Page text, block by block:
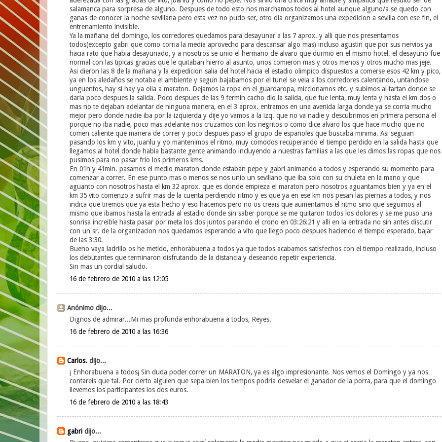
salamanca para sorpresa de alguno. Despues de todo esto nos marchamos todos al hotel aunque alguno/a se quedo con
ganas de conocer la noche sevillana pero esta vez no pudo ser, otro dia organizamos una expedicion a sevilla con ese fin, el
entrenamiento invisible.
Ya la mañana del domingo, los corredores quedamos para desayunar a las 7 aprox. y alli que nos presentamos
todos(excepto gabri que como corria la media aprovecho para descansar algo mas) incluso agustin que por sus nervios ya
hacia rato que habia desayunado, y a nosotros se unio el hermano de alvaro que durmio en el mismo hotel. el desayuno fue
normal con las tipicas gracias que le quitaban hierro al asunto, unos comieron mas y otros menos y otros mucho mas jeje.
Asi dieron las 8 de la mañana y la expedicion salia del hotel hacia el estadio olimpico dispuestos a comerse esos 42 km y pico,
ya en los aledaños se notaba el ambiente y segun bajabamos por el tunel se veia a los corredores calentando, untandose
unguentos, hay si hay ya olia a maraton. Dejamos la ropa en el guardaropa, miccionamos etc. y subimos al tartan donde se
daria poco despues la salida. Poco despues de las 9 fermin cacho dio la salida, que fue lenta, muy lenta y hasta el km dos o
mas no te dejaban adelantar de ninguna manera, en el 3 aprox. entramos en una avenida larga donde ya se corria mucho
mejor pero donde nadie iba por la izquierda y dije yo vamos a la izq. que no va nadie y descubrimos en primera persona el
porque no iba nadie, poco mas adelante nos cruzamos con los negritos o como dice alvaro los que hace mucho que no
comen caliente que manera de correr y poco despues paso el grupo de españoles que buscaba minima. Asi seguian
pasando los km y vito, juanlu y yo mantenimos el ritmo, muy comodos recuperando el tiempo perdido en la salida hasta que
llegamos al hotel donde habia bastante gente animando incluyendo a nuestras familias a las que les dimos las ropas que nos
pusimos para no pasar frio los primeros kms.
En 01h y 41min. pasamos el medio maraton donde estaban pepe y gabri animando a todos y esperando su momento para
comenzar a correr. En ese punto mas o menos se nos unio un sevillano que iba solo con su chuleta en la mano y que
aguanto con nosotros hasta el km 32 aprox. que es donde empieza el maraton pero nosotros aguantamos bien y ya en el
km 35 vito comenzo a sufrir mas de la cuenta perdiendo ritmo y es que ya en ese km nos pesan las piernas a todos, y nos
indica que tiremos que ya esta hecho y eso hacemos pero no os creais que aumentamos el ritmo sino que seguimos al
mismo que ibamos hasta la entrada al estadio donde sin saber porque se me quitaron todos los dolores y se me puso una
sonrisa increible hasta pasar por meta los dos juntos parando el crono en 03:26:21 y alli en la entrada no sin antes discutir
con un sr. de la organizacion nos quedamos esperando a vito que llego poco despues haciendo el tiempo esperado, bajar
de las 3:30.
Bueno vaya ladrillo os he metido, enhorabuena a todos ya que todos acabamos satisfechos con el tiempo realizado, incluso
los debutantes que terminaron disfrutando de la distancia y deseando repetir experiencia.
Sin mas un cordial saludo.
16 de febrero de 2010 a las 12:05
Anónimo dijo...
Dignos de admirar...Mi mas profunda enhorabuena a todos, Reyes.
16 de febrero de 2010 a las 16:36
Carlos.dijo...
¡ Enhorabuena a todos¡ Sin duda poder correr un MARATON, ya es algo impresionante. Nos vemos el Domingo y ya nos
contareis que tal. Por cierto alguien que sepa bien los tiempos podría desvelar el ganador de la porra, para que el domingo
llevemos los participantes los dos euros.
16 de febrero de 2010 a las 18:43
gabridijo...